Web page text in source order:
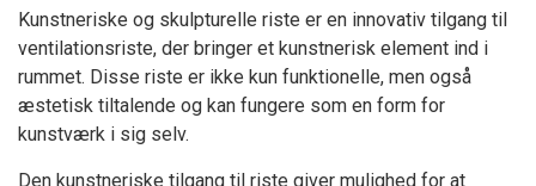
Kunstneriske og skulpturelle riste er en innovativ tilgang til
ventilationsriste, der bringer et kunstnerisk element ind i
rummet. Disse riste er ikke kun funktionelle, men også
æstetisk tiltalende og kan fungere som en form for
kunstværk i sig selv.
Den kunstneriske tilgang til riste giver mulighed for at